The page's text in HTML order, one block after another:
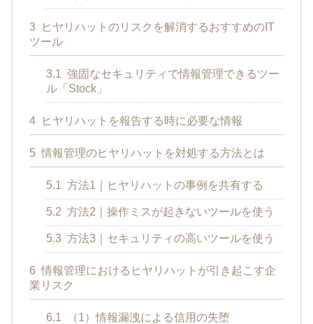
3
ヒヤリハットのリスクを解消するおすすめのIT
ツール
3.1 強固なセキュリティで情報管理できるツー
ル「Stock」
4 ヒヤリハットを報告する時に必要な情報
5 情報管理のヒヤリハットを対処する方法とは
5.1 方法1｜ヒヤリハットの事例を共有する
5.2 方法2｜操作ミスが起きないツールを使う
5.3 方法3｜セキュリティの高いツールを使う
6 情報管理におけるヒヤリハットが引き起こす企
業リスク
6.1 （1）情報漏洩による信用の失堕